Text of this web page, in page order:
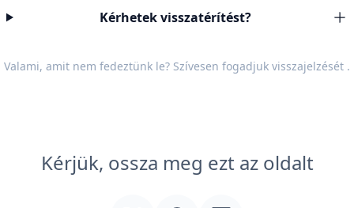
Kérhetek visszatérítést?
Valami, amit nem fedeztünk le? Szívesen fogadjuk visszajelzését .
Kérjük, ossza meg ezt az oldalt